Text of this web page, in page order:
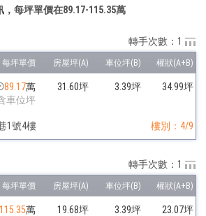
每坪單價在89.17-115.35萬
89.17萬
車位坪
31.60坪 3.39坪 34.99坪
1號4樓 樓別：4/9
轉手次數：1
115.35萬
19.68坪 3.39坪 23.07坪
轉手次數：1